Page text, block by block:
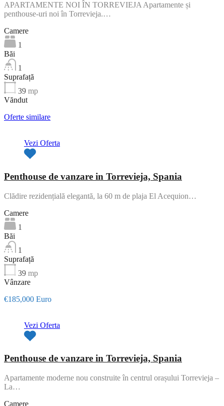
APARTAMENTE NOI ÎN TORREVIEJA Apartamente și
penthouse-uri noi în Torrevieja.…
Camere
1
Băi
1
Suprafață
39 mp
Văndut
Oferte similare
Vezi Oferta
Penthouse de vanzare in Torrevieja, Spania
Clădire rezidențială elegantă, la 60 m de plaja El Acequion…
Camere
1
Băi
1
Suprafață
39 mp
Vânzare
€185,000 Euro
Vezi Oferta
Penthouse de vanzare in Torrevieja, Spania
Apartamente moderne nou construite în centrul orașului Torrevieja –
La…
Camere